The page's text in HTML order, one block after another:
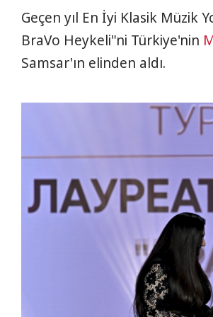
Geçen yıl En İyi Klasik Müzik
BraVo Heykeli"ni Türkiye'nin
Samsar'ın elinden aldı.